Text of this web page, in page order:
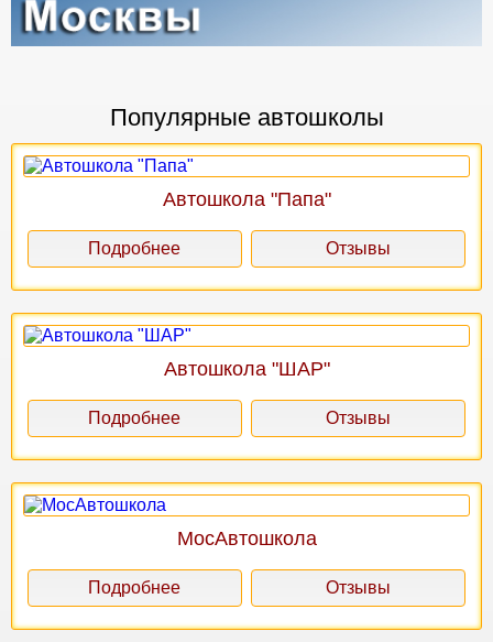
Популярные автошколы
Автошкола "Папа"
Подробнее Отзывы
Автошкола "ШАР"
Подробнее Отзывы
МосАвтошкола
Подробнее Отзывы